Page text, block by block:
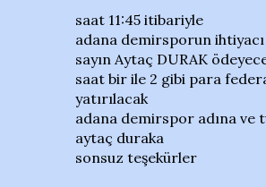
saat 11:45 itibariyle
adana demirsporun
sayın Aytaç DURAK
saat bir ile 2 gibi para
yatırılacak
adana demirspor adına ve
aytaç duraka
sonsuz teşekürler